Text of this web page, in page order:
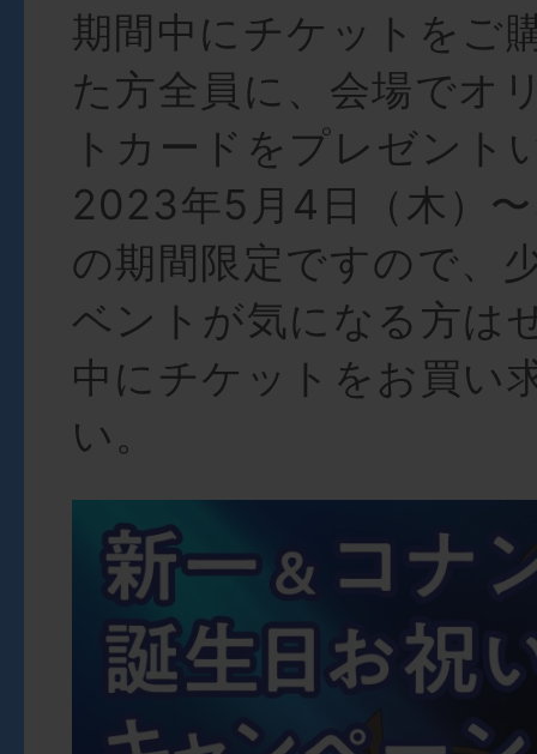
期間中にチケットをご
た方全員に、会場でオ
トカードをプレゼント
2023年5月4日（木）
の期間限定ですので、
ベントが気になる方は
中にチケットをお買い
い。